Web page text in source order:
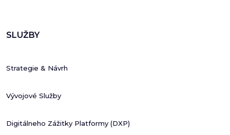
SLUŽBY
Strategie & Návrh
Vývojové Služby
Digitálneho Zážitky Platformy (DXP)